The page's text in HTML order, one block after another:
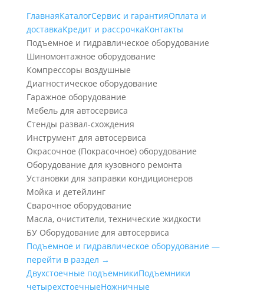
ГлавнаяКаталогСервис и гарантияОплата и
доставкаКредит и рассрочкаКонтакты
Подъемное и гидравлическое оборудование
Шиномонтажное оборудование
Компрессоры воздушные
Диагностическое оборудование
Гаражное оборудование
Мебель для автосервиса
Стенды развал-схождения
Инструмент для автосервиса
Окрасочное (Покрасочное) оборудование
Оборудование для кузовного ремонта
Установки для заправки кондиционеров
Мойка и детейлинг
Сварочное оборудование
Масла, очистители, технические жидкости
БУ Оборудование для автосервиса
Подъемное и гидравлическое оборудование —
перейти в раздел →
Двухстоечные подъемникиПодъемники
четырехстоечныеНожничные